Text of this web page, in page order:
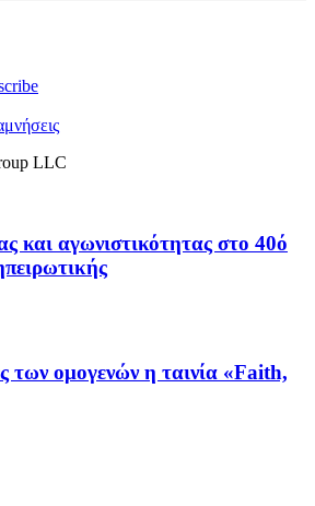
LLC
και αγωνιστικότητας στο 40ό
των ομογενών η ταινία «Faith,